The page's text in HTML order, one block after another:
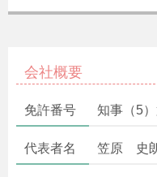
会社概要
免許番号 知事（5
代表者名 笠原 史